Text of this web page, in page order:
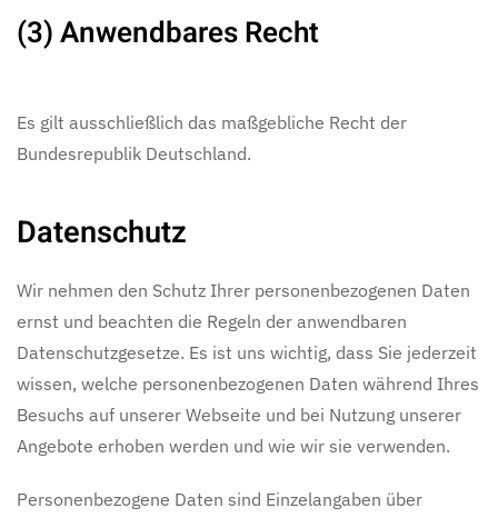
(3) Anwendbares Recht
Es gilt ausschließlich das maßgebliche Recht der
Bundesrepublik Deutschland.
Datenschutz
Wir nehmen den Schutz Ihrer personenbezogenen Daten
ernst und beachten die Regeln der anwendbaren
Datenschutzgesetze. Es ist uns wichtig, dass Sie jederzeit
wissen, welche personenbezogenen Daten während Ihres
Besuchs auf unserer Webseite und bei Nutzung unserer
Angebote erhoben werden und wie wir sie verwenden.
Personenbezogene Daten sind Einzelangaben über